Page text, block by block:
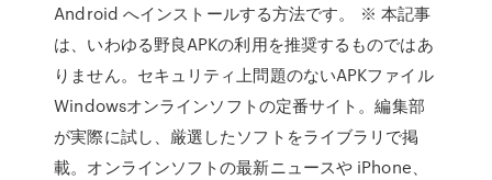
Android へインストールする方法です。 ※ 本記事
は、いわゆる野良APKの利用を推奨するものではあ
りません。セキュリティ上問題のないAPKファイル
Windowsオンラインソフトの定番サイト。編集部
が実際に試し、厳選したソフトをライブラリで掲
載。オンラインソフトの最新ニュースや iPhone、